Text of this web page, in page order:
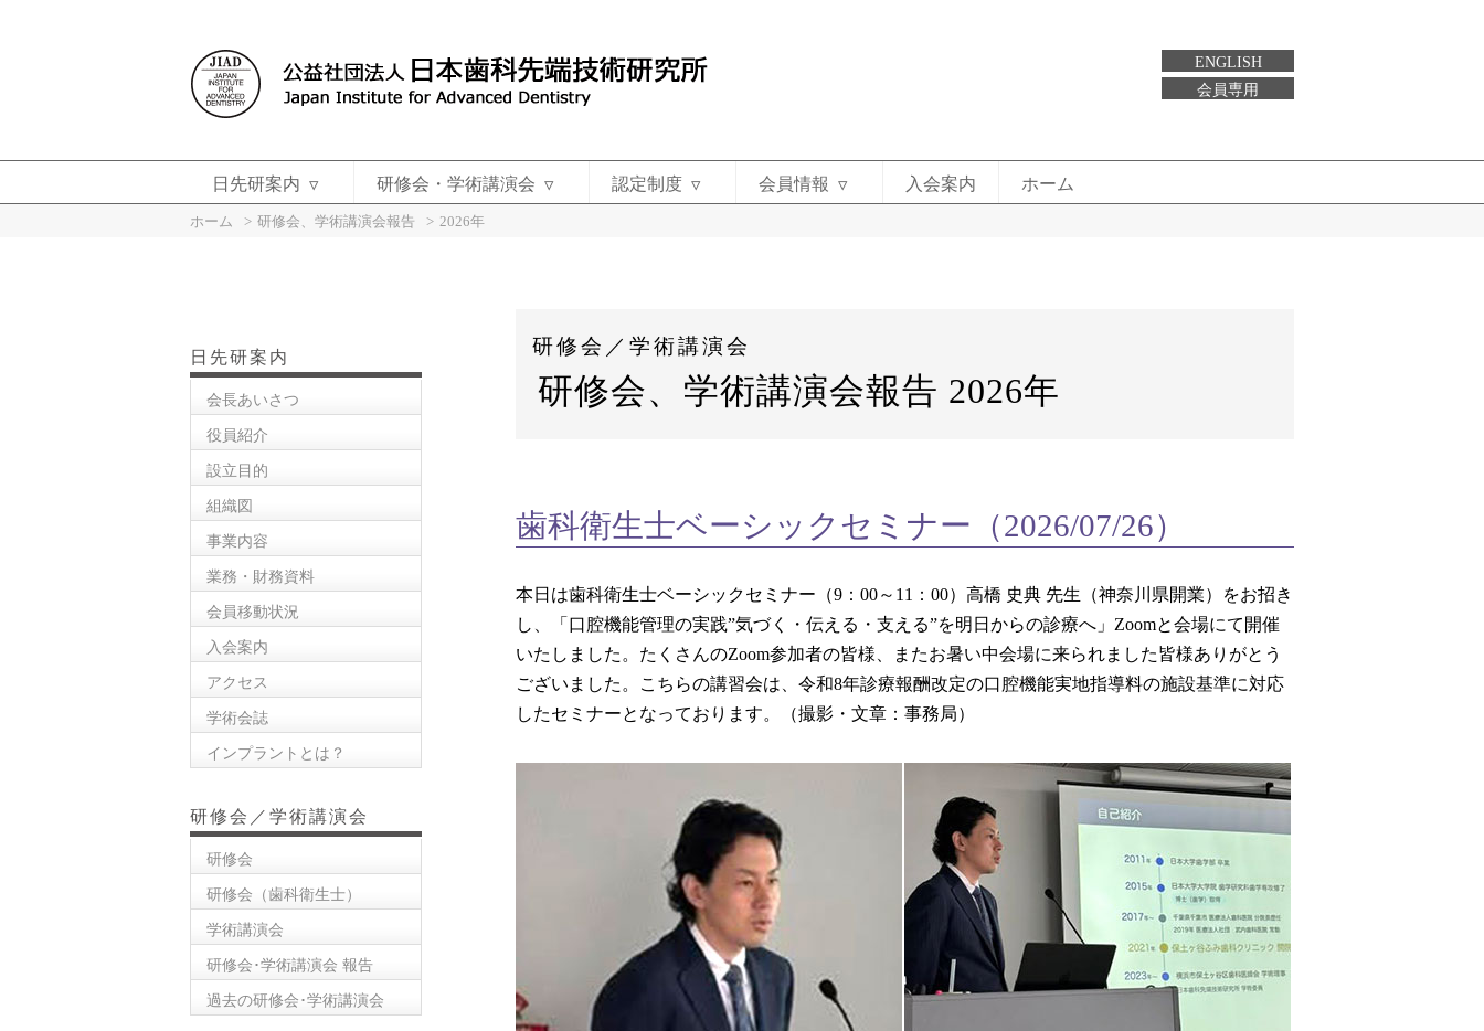
ENGLISH
会員専用
日先研案内 研修会・学術講演会 認定制度 会員情報 入会案内 ホーム
ホーム 研修会、学術講演会報告 2026年
日先研案内
会長あいさつ
役員紹介
設立目的
組織図
事業内容
業務・財務資料
会員移動状況
入会案内
アクセス
学術会誌
インプラントとは？
研修会／学術講演会
研修会
研修会（歯科衛生士）
学術講演会
研修会･学術講演会 報告
過去の研修会･学術講演会
研修会／学術講演会
研修会、学術講演会報告 2026年
歯科衛生士ベーシックセミナー（2026/07/26）
本日は歯科衛生士ベーシックセミナー（9：00～11：00）高橋 史典 先生（神奈川県開業）をお招き
し、「口腔機能管理の実践”気づく・伝える・支える”を明日からの診療へ」Zoomと会場にて開催
いたしました。たくさんのZoom参加者の皆様、またお暑い中会場に来られました皆様ありがとう
ございました。こちらの講習会は、令和8年診療報酬改定の口腔機能実地指導料の施設基準に対応
したセミナーとなっております。（撮影・文章：事務局）